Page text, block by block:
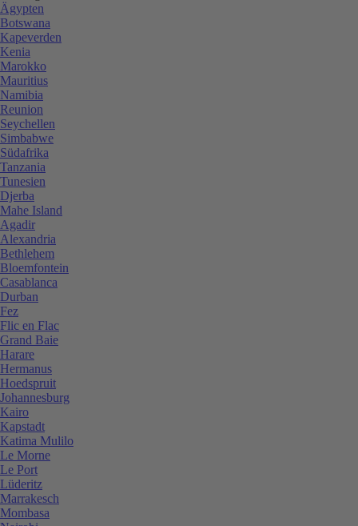
Ägypten
Botswana
Kapeverden
Kenia
Marokko
Mauritius
Namibia
Reunion
Seychellen
Simbabwe
Südafrika
Tanzania
Tunesien
Djerba
Mahe Island
Agadir
Alexandria
Bethlehem
Bloemfontein
Casablanca
Durban
Fez
Flic en Flac
Grand Baie
Harare
Hermanus
Hoedspruit
Johannesburg
Kairo
Kapstadt
Katima Mulilo
Le Morne
Le Port
Lüderitz
Marrakesch
Mombasa